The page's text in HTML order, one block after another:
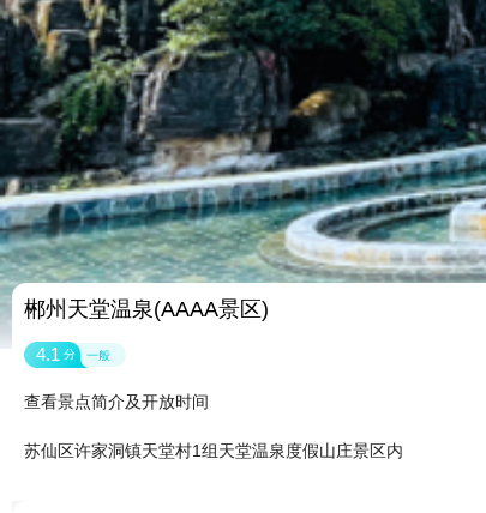
郴州天堂温泉(AAAA景区)
4.1 分 一般
查看景点简介及开放时间
苏仙区许家洞镇天堂村1组天堂温泉度假山庄景区内